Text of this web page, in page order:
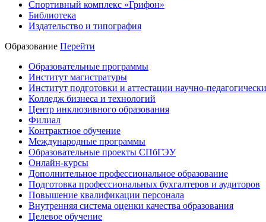
Спортивный комплекс «Грифон»
Библиотека
Издательство и типография
Образование Перейти
Образовательные программы
Институт магистратуры
Институт подготовки и аттестации научно-
Колледж бизнеса и технологий
Центр инклюзивного образования
Филиал
Контрактное обучение
Международные программы
Образовательные проекты СПбГЭУ
Онлайн-курсы
Дополнительное профессиональное образование
Подготовка профессиональных бухгалтеров и аудиторов
Повышение квалификации персонала
Внутренняя система оценки качества образования
Целевое обучение